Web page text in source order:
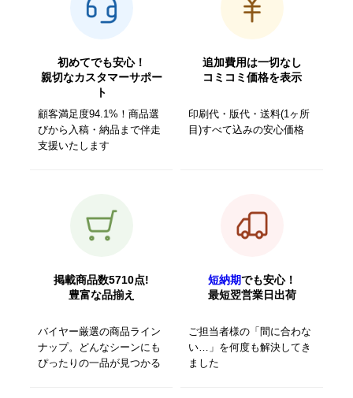
初めてでも安心！
親切なカスタマーサポー
ト
顧客満足度94.1%！商品選
びから入稿・納品まで伴走
支援いたします
追加費用は一切なし
コミコミ価格を表示
印刷代・版代・送料(1ヶ所
目)すべて込みの安心価格
掲載商品数5710点!
豊富な品揃え
バイヤー厳選の商品ライン
ナップ。どんなシーンにも
ぴったりの一品が見つかる
短納期でも安心！
最短翌営業日出荷
ご担当者様の「間に合わな
い…」を何度も解決してき
ました